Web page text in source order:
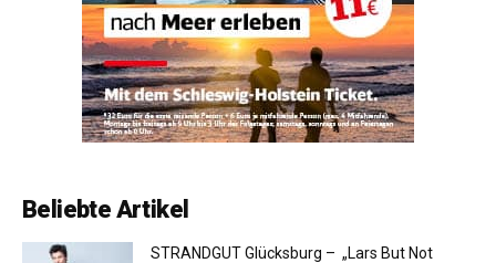
Beliebte Artikel
STRANDGUT Glücksburg – „Lars But Not